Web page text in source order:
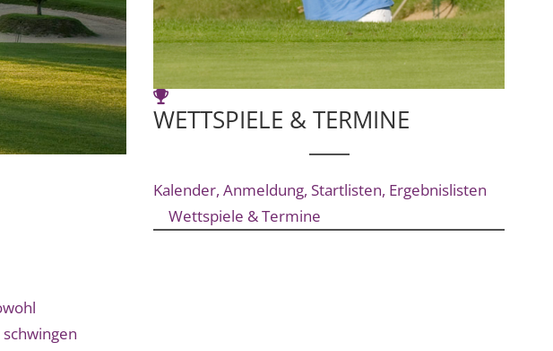

WETTSPIELE & TERMINE
Kalender, Anmeldung, Startlisten, Ergebnislisten
Wettspiele & Termine